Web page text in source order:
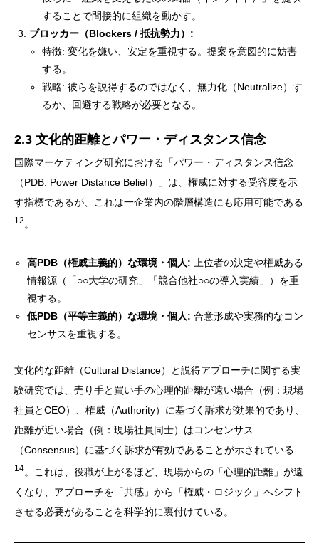
することで間接的に組織を動かす。
ブロッカー（Blockers / 抵抗勢力）:
特徴: 変化を嫌い、安定を重視する。提案を意図的に妨害
する。
戦略: 彼らを説得するのではなく、無力化（Neutralize）す
るか、回避する戦略が必要となる。
2.3 文化的距離とパワー・ディスタンス信念
国際マーケティング研究における「パワー・ディスタンス信念
（PDB: Power Distance Belief）」は、権威に対する受容度を示
す指標であるが、これは一企業内の階層構造にも応用可能である
12 。
高PDB（権威主義的）な環境・個人: 上位者の決定や権威ある
情報源（「○○大学の研究」「競合他社○○の導入実績」）を重
視する。
低PDB（平等主義的）な環境・個人: 合意形成や実務的なコン
センサスを重視する。
文化的な距離（Cultural Distance）と説得アプローチに関する実
験研究では、売り手と買い手の心理的距離が遠い場合（例：現場
社員とCEO）、権威（Authority）に基づく訴求が効果的であり、
距離が近い場合（例：現場社員同士）はコンセンサス
（Consensus）に基づく訴求が有効であることが示されている
14。これは、役職が上がるほど、現場からの「心理的距離」が遠
くなり、アプローチを「共感」から「権威・ロジック」へシフト
させる必要があることを科学的に裏付けている。